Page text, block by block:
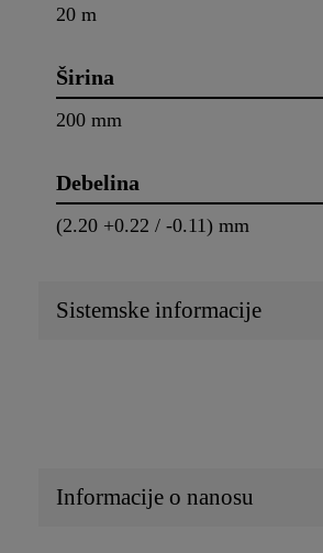
20 m
Širina
200 mm
Debelina
(2.20 +0.22 / -0.11) mm
Sistemske informacije
Informacije o nanosu